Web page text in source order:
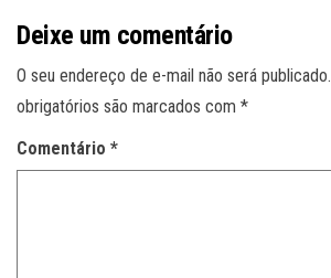
Deixe um comentário
O seu endereço de e-mail não será publicado.
obrigatórios são marcados com *
Comentário *